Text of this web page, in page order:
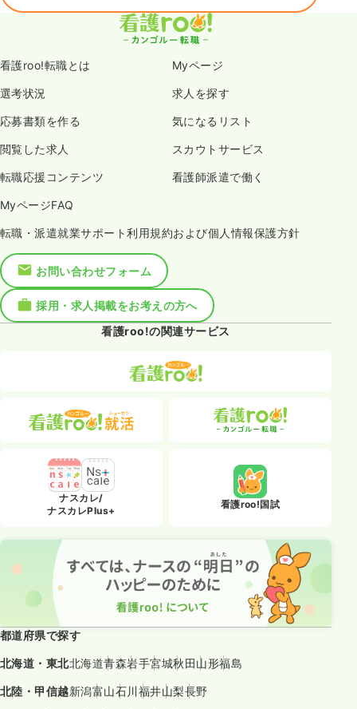
看護roo!転職とは Myページ
選考状況 求人を探す
応募書類を作る 気になるリスト
閲覧した求人 スカウトサービス
転職応援コンテンツ 看護師派遣で働く
MyページFAQ
転職・派遣就業サポート利用規約および個人情報保護方針
お問い合わせフォーム
採用・求人掲載をお考えの方へ
看護roo!の関連サービス
ナスカレ/
ナスカレPlus+
看護roo!国試
都道府県で探す
北海道・東北北海道青森岩手宮城秋田山形福島
北陸・甲信越新潟富山石川福井山梨長野